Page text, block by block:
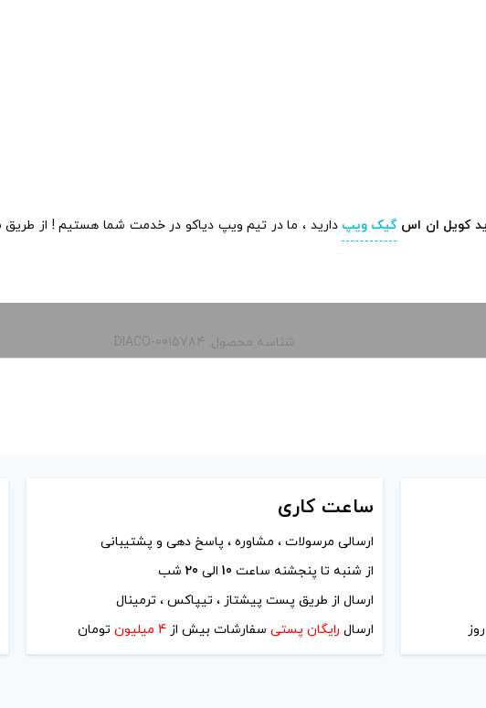
کویل ان اسگیک ویپ دارید ، ما در تیم ویپ دیاکو در خدمت شما هستیم ! از طریق
شناسه محصول: DIACO-0015784
ساعت کاری
ارسالی مرسولات ، مشاوره ، پاسخ دهی و پشتیبانی
از شنبه تا پنجشنه ساعت 10الی 20شب
ارسال از طریق پست پیشتاز ، تیپاکس ، ترمینال
ارسال رایگان پستی سفارشات بیش از 4 میلیون تومان